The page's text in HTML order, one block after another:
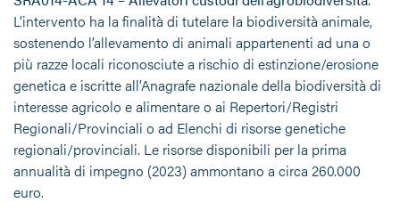
L’intervento ha la finalità di tutelare la biodiversità animale,
sostenendo l’allevamento di animali appartenenti ad una o
più razze locali riconosciute a rischio di estinzione/erosione
genetica e iscritte all’Anagrafe nazionale della biodiversità di
interesse agricolo e alimentare o ai Repertori/Registri
Regionali/Provinciali o ad Elenchi di risorse genetiche
regionali/provinciali. Le risorse disponibili per la prima
annualità di impegno (2023) ammontano a circa 260.000
euro.